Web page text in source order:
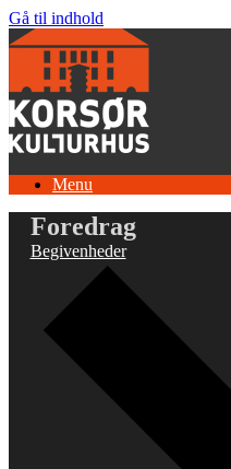
Gå til indhold
Menu
Foredrag
Begivenheder